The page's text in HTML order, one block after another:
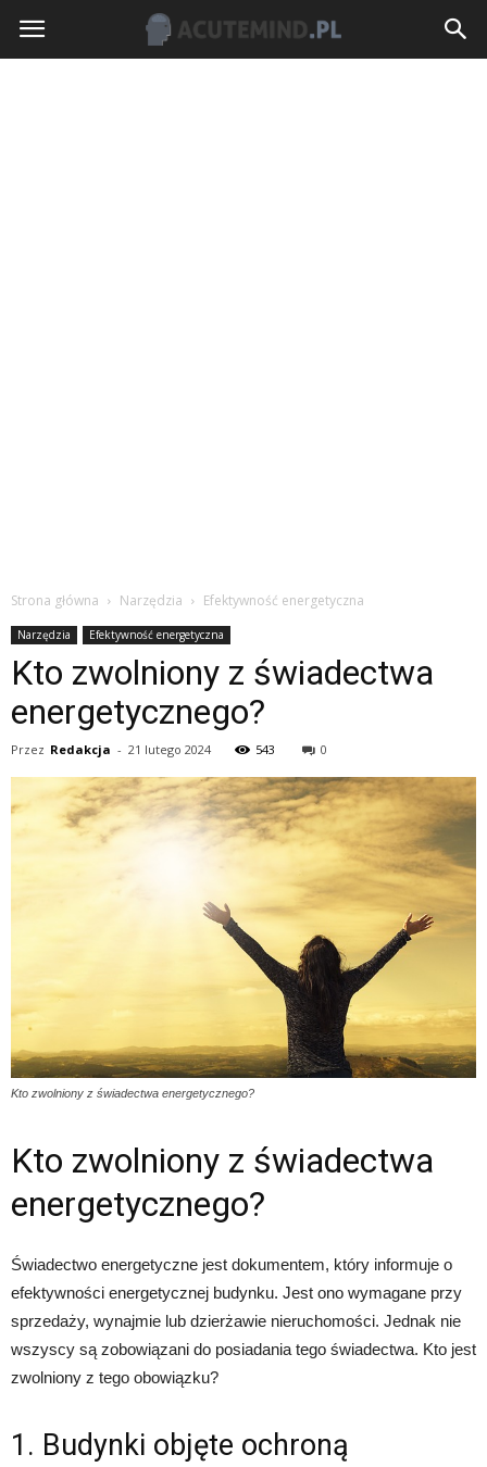
Strona główna Narzędzia Efektywność energetyczna
Narzędzia Efektywność energetyczna
Kto zwolniony z świadectwa
energetycznego?
Przez Redakcja - 21 lutego 2024 543 0
Kto zwolniony z świadectwa energetycznego?
Kto zwolniony z świadectwa
energetycznego?
Świadectwo energetyczne jest dokumentem, który informuje o
efektywności energetycznej budynku. Jest ono wymagane przy
sprzedaży, wynajmie lub dzierżawie nieruchomości. Jednak nie
wszyscy są zobowiązani do posiadania tego świadectwa. Kto jest
zwolniony z tego obowiązku?
1. Budynki objęte ochroną